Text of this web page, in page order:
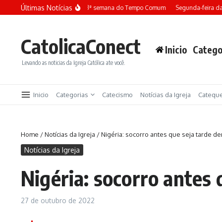
Ir para o conteúdo
Últimas Notícias
Terça-feira da 13ª semana do Tempo Comum Segunda-feira da
CatolicaConect
Levando as noticias da Igreja Católica ate você.
Inicio
Inicio Categorias Catecismo Notícias da Igreja
Home /Notícias da Igreja /Nigéria: socorro antes que seja tarde
Notícias da Igreja
Nigéria: socorro antes
27 de outubro de 2022